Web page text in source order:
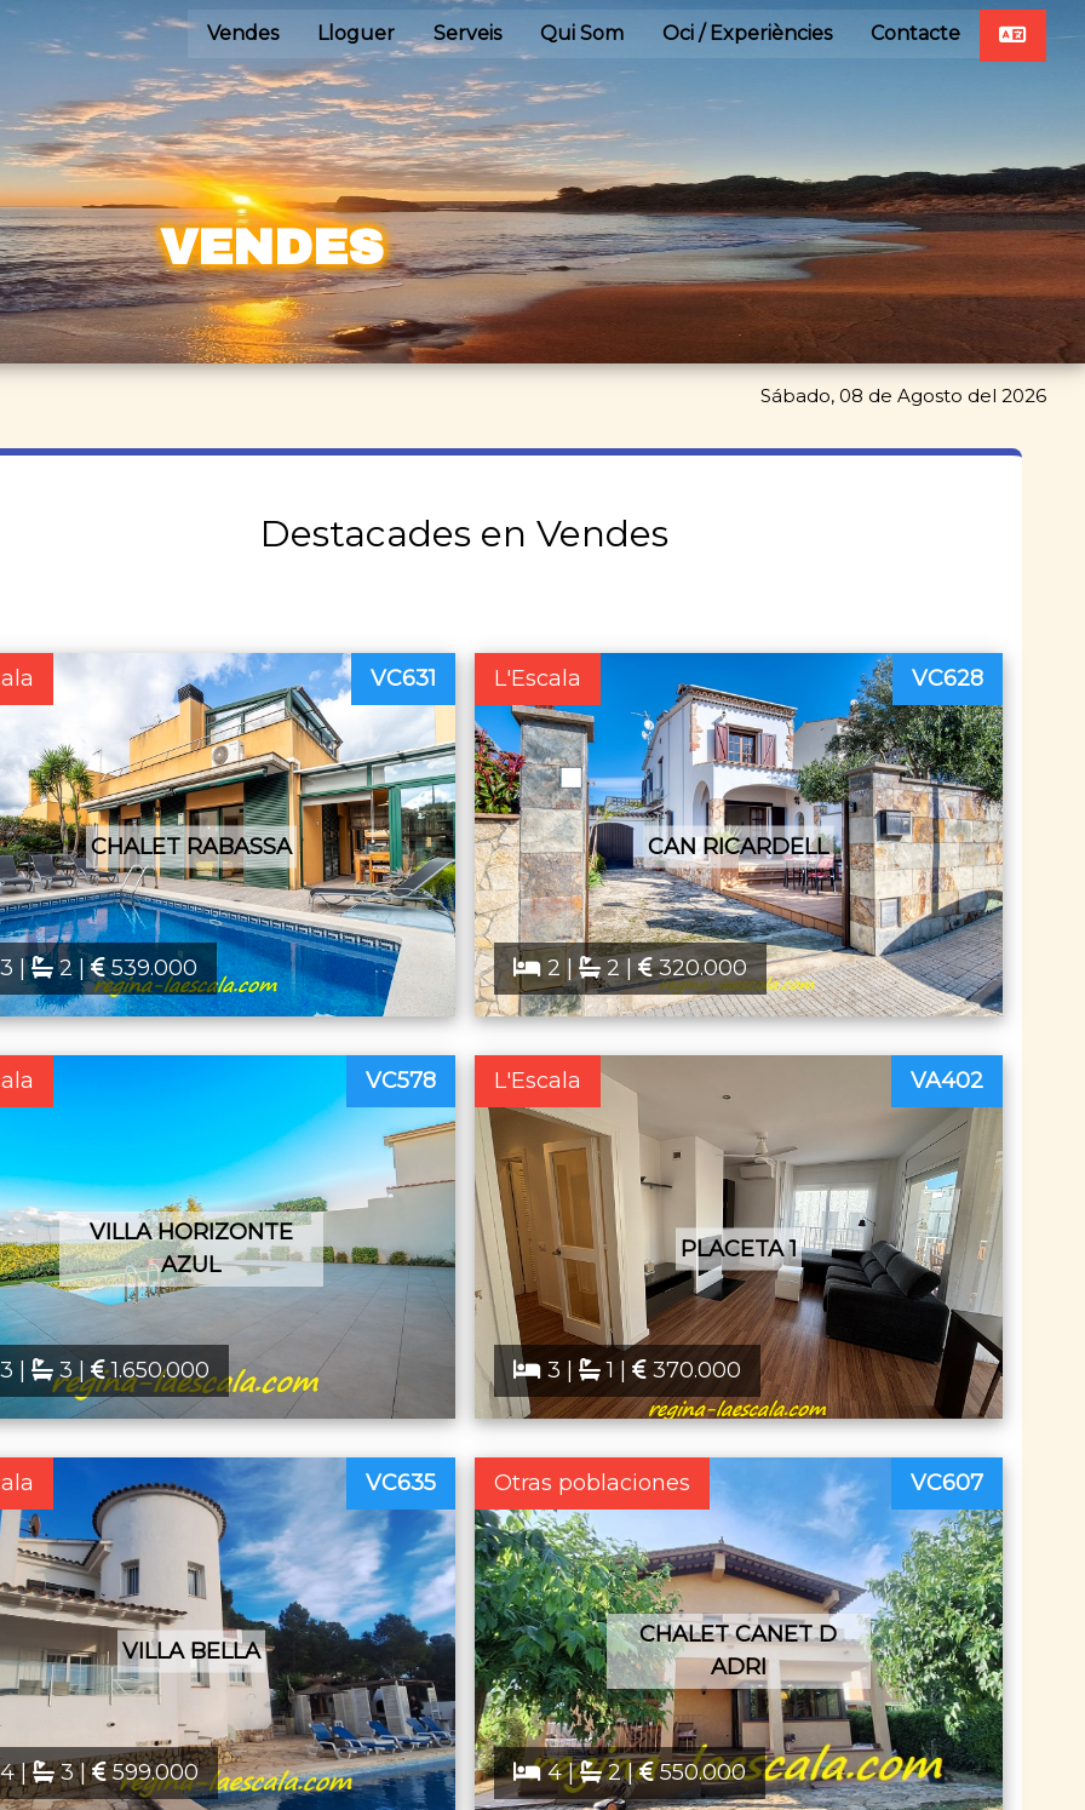
VENDES
Contacte
Oci / Experiències
Qui Som
Serveis
Lloguer
Vendes
Sábado, 08 de Agosto del 2026
Destacades en Vendes
VC631
CHALET RABASSA
| 2 | 539.000
L'Escala VC628
CAN RICARDELL
2 | 2 | 320.000
VC578
VILLA HORIZONTE
AZUL
| 3 | 1.650.000
L'Escala VA402
PLACETA 1
3 | 1 | 370.000
VC635
VILLA BELLA
| 3 | 599.000
Otras poblaciones VC607
CHALET CANET D
ADRI
4 | 2 | 550.000